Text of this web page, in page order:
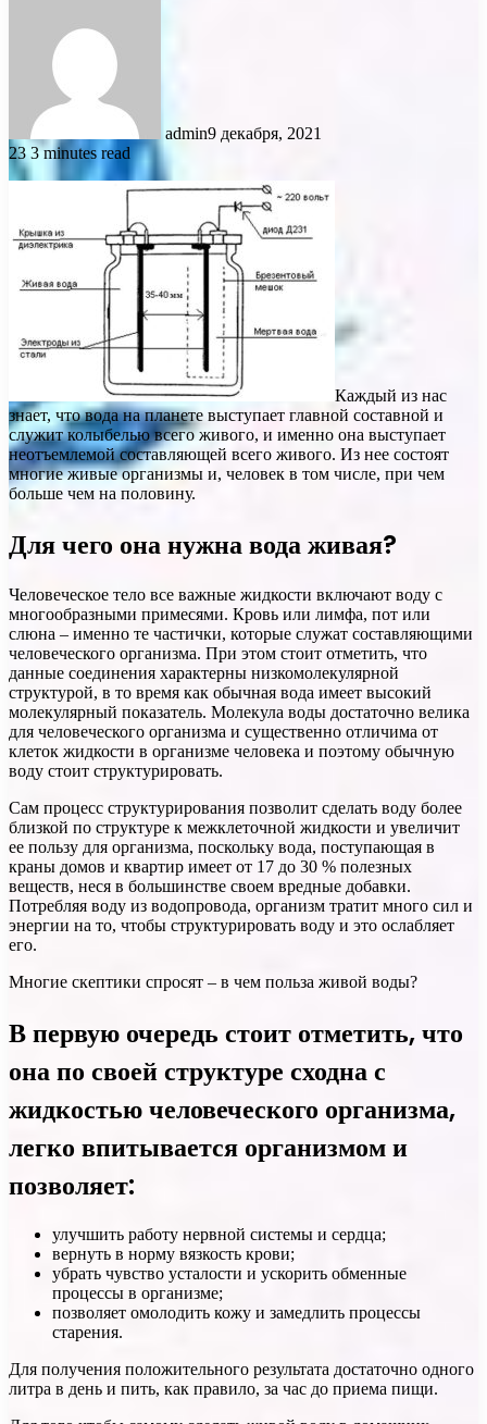
admin9 декабря, 2021
23 3 minutes read
Каждый из нас
знает, что вода на планете выступает главной составной и
служит колыбелью всего живого, и именно она выступает
неотъемлемой составляющей всего живого. Из нее состоят
многие живые организмы и, человек в том числе, при чем
больше чем на половину.
Для чего она нужна вода живая?
Человеческое тело все важные жидкости включают воду с
многообразными примесями. Кровь или лимфа, пот или
слюна – именно те частички, которые служат составляющими
человеческого организма. При этом стоит отметить, что
данные соединения характерны низкомолекулярной
структурой, в то время как обычная вода имеет высокий
молекулярный показатель. Молекула воды достаточно велика
для человеческого организма и существенно отличима от
клеток жидкости в организме человека и поэтому обычную
воду стоит структурировать.
Сам процесс структурирования позволит сделать воду более
близкой по структуре к межклеточной жидкости и увеличит
ее пользу для организма, поскольку вода, поступающая в
краны домов и квартир имеет от 17 до 30 % полезных
веществ, неся в большинстве своем вредные добавки.
Потребляя воду из водопровода, организм тратит много сил и
энергии на то, чтобы структурировать воду и это ослабляет
его.
Многие скептики спросят – в чем польза живой воды?
В первую очередь стоит отметить, что
она по своей структуре сходна с
жидкостью человеческого организма,
легко впитывается организмом и
позволяет:
улучшить работу нервной системы и сердца;
вернуть в норму вязкость крови;
убрать чувство усталости и ускорить обменные
процессы в организме;
позволяет омолодить кожу и замедлить процессы
старения.
Для получения положительного результата достаточно одного
литра в день и пить, как правило, за час до приема пищи.